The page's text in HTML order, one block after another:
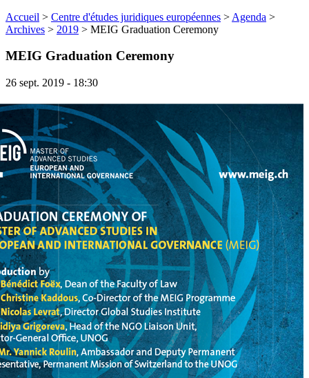
Accueil > Centre d'études juridiques européennes > Agenda >
Archives > 2019 > MEIG Graduation Ceremony
MEIG Graduation Ceremony
26 sept. 2019 - 18:30